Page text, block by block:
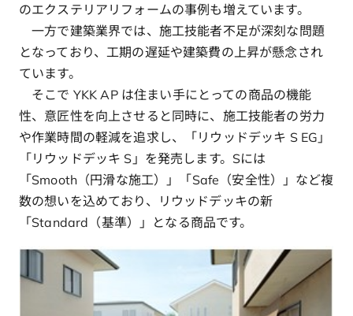
のエクステリアリフォームの事例も増えています。
一方で建築業界では、施工技能者不足が深刻な問題
となっており、工期の遅延や建築費の上昇が懸念され
ています。
そこで YKK AP は住まい手にとっての商品の機能
性、意匠性を向上させると同時に、施工技能者の労力
や作業時間の軽減を追求し、「リウッドデッキ S EG」
「リウッドデッキ S」を発売します。Sには
「Smooth（円滑な施工）」「Safe（安全性）」など複
数の想いを込めており、リウッドデッキの新
「Standard（基準）」となる商品です。